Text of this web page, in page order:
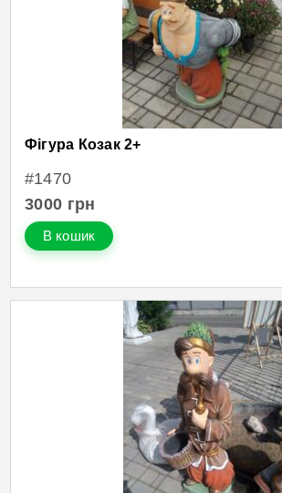
Фігура Козак 2+
#1470
3000 грн
В кошик